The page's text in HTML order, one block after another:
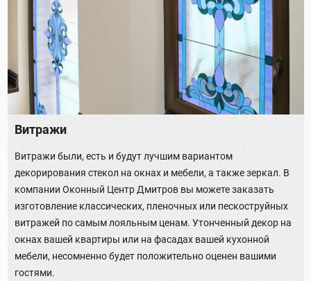
Витражи
Витражи были, есть и будут лучшим вариантом
декорирования стекол на окнах и мебели, а также зеркал. В
компании Оконный Центр Дмитров вы можете заказать
изготовление классических, пленочных или пескоструйных
витражей по самым лояльным ценам. Утонченный декор на
окнах вашей квартиры или на фасадах вашей кухонной
мебели, несомненно будет положительно оценен вашими
гостями.